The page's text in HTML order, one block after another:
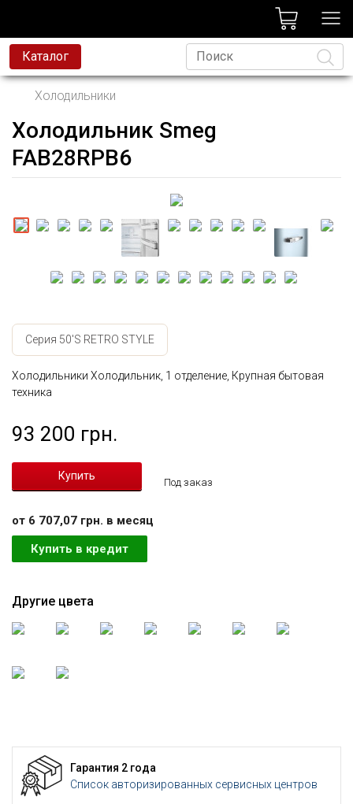
Каталог
Холодильники
Холодильник Smeg
FAB28RPB6
Серия 50'S RETRO STYLE
Холодильники Холодильник, 1 отделение, Крупная бытовая
техника
93 200 грн.
Под заказ
от 6 707,07 грн. в месяц
Купить в кредит
Другие цвета
Гарантия 2 года
Список авторизированных сервисных центров